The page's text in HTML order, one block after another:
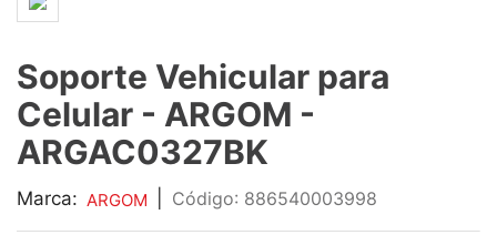
Soporte Vehicular para
Celular - ARGOM -
ARGAC0327BK
Marca: ARGOM : 886540003998
4.
.
marcadores
7.
audifonos
impresora